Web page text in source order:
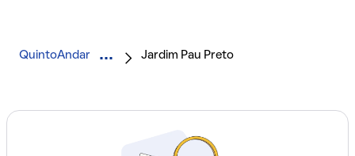
QuintoAndar Jardim Pau Preto